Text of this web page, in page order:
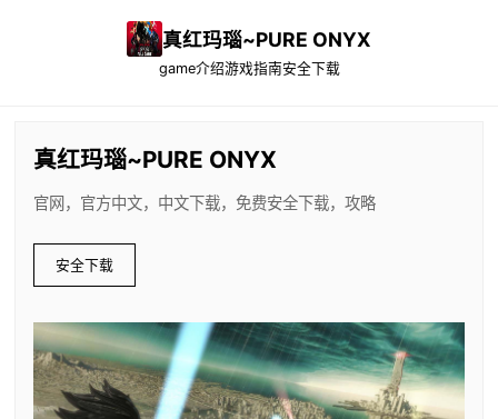
真红玛瑙~PURE ONYX
game介绍游戏指南安全下载
真红玛瑙~PURE ONYX
官网，官方中文，中文下载，免费安全下载，攻略
安全下载